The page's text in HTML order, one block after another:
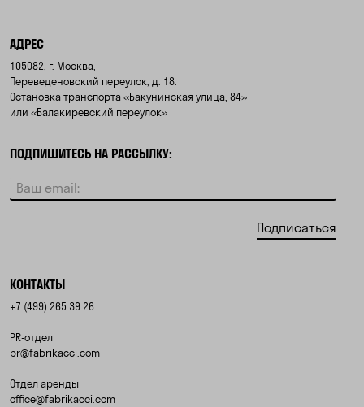
АДРЕС
105082, г. Москва,
Переведеновский переулок, д. 18.
Остановка транспорта «Бакунинская улица, 84»
или «Балакиревский переулок»
ПОДПИШИТЕСЬ НА РАССЫЛКУ:
Подписаться
КОНТАКТЫ
+7 (499) 265 39 26
PR-отдел
pr@fabrikacci.com
Отдел аренды
office@fabrikacci.com